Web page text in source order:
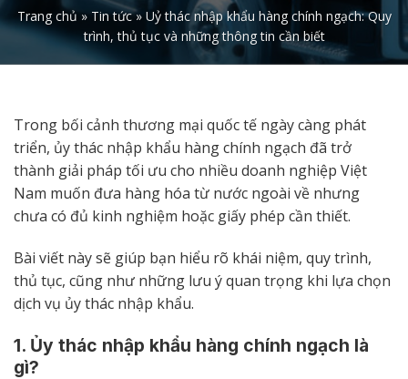
Trang chủ » Tin tức» Uỷ thác nhập khẩu hàng chính ngạch: Quy
trình, thủ tục và những thông tin cần biết
Trong bối cảnh thương mại quốc tế ngày càng phát
triển, ủy thác nhập khẩu hàng chính ngạch đã trở
thành giải pháp tối ưu cho nhiều doanh nghiệp Việt
Nam muốn đưa hàng hóa từ nước ngoài về nhưng
chưa có đủ kinh nghiệm hoặc giấy phép cần thiết.
Bài viết này sẽ giúp bạn hiểu rõ khái niệm, quy trình,
thủ tục, cũng như những lưu ý quan trọng khi lựa chọn
dịch vụ ủy thác nhập khẩu.
1. Ủy thác nhập khẩu hàng chính ngạch là
gì?